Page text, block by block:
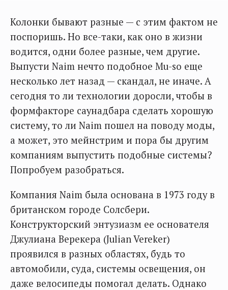
Колонки бывают разные — с этим фактом не
поспоришь. Но все-таки, как оно в жизни
водится, одни более разные, чем другие.
Выпусти Naim нечто подобное Mu-so еще
несколько лет назад — скандал, не иначе. А
сегодня то ли технологии доросли, чтобы в
формфакторе саунадбара сделать хорошую
систему, то ли Naim пошел на поводу моды,
а может, это мейнстрим и пора бы другим
компаниям выпустить подобные системы?
Попробуем разобраться.
Компания Naim была основана в 1973 году в
британском городе Солсбери.
Конструкторский энтузиазм ее основателя
Джулиана Верекера (Julian Vereker)
проявился в разных областях, будь то
автомобили, суда, системы освещения, он
даже велосипеды помогал делать. Однако